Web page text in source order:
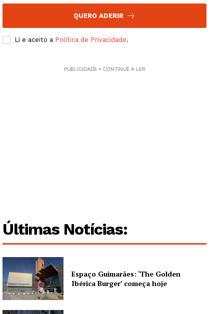
Grande Entrevista
Publicidade
QUERO ADERIR
Li e aceito a Política de Privacidade.
PUBLICIDADE • CONTINUE A LER
Últimas Notícias:
Espaço Guimarães: ‘The Golden
Ibérica Burger’ começa hoje